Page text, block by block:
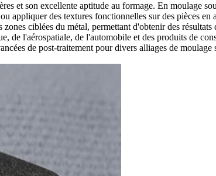
et son excellente aptitude au formage. En moulage
appliquer des textures fonctionnelles sur des pièces
ciblées du métal, permettant d'obtenir des
de l'aérospatiale, de l'automobile et des produits de
de post-traitement pour divers alliages de moulage